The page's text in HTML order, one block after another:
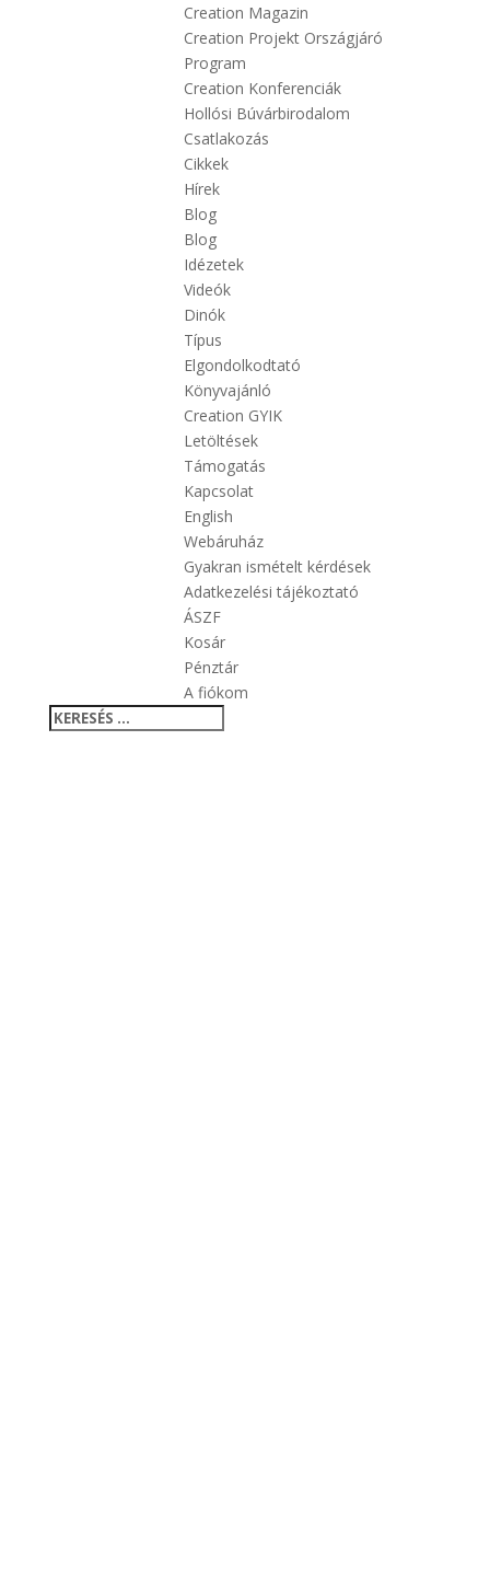
Creation Magazin
Creation Projekt Országjáró
Program
Creation Konferenciák
Hollósi Búvárbirodalom
Csatlakozás
Cikkek
Hírek
Blog
Blog
Idézetek
Videók
Dinók
Típus
Elgondolkodtató
Könyvajánló
Creation GYIK
Letöltések
Támogatás
Kapcsolat
English
Webáruház
Gyakran ismételt kérdések
Adatkezelési tájékoztató
ÁSZF
Kosár
Pénztár
A fiókom
Search
for...